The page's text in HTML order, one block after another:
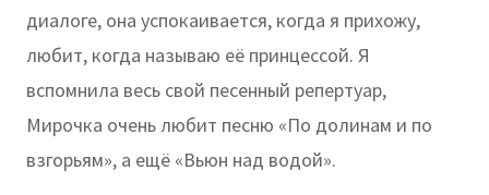
диалоге, она успокаивается, когда я прихожу,
любит, когда называю её принцессой. Я
вспомнила весь свой песенный репертуар,
Мирочка очень любит песню «По долинам и по
взгорьям», а ещё «Вьюн над водой».